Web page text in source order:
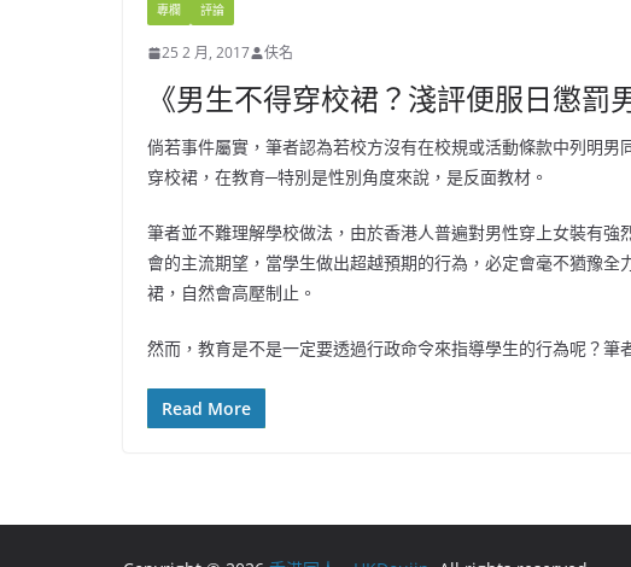
專欄 評論
25 2 月, 2017 伕名
《男生不得穿校裙？淺評便服日懲罰
倘若事件屬實，筆者認為若校方沒有在校規或活動條款中列明
穿校裙，在教育─特別是性別角度來說，是反面教材。
筆者並不難理解學校做法，由於香港人普遍對男性穿上女裝有
會的主流期望，當學生做出超越預期的行為，必定會毫不猶豫
裙，自然會高壓制止。
然而，教育是不是一定要透過行政命令來指導學生的行為呢？筆
Read More